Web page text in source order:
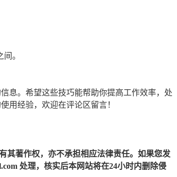
。
息。希望这些技巧能帮助你提高工作效率，处
用经验，欢迎在评论区留言！
其著作权，亦不承担相应法律责任。如果您发
处理，核实后本网站将在24小时内删除侵